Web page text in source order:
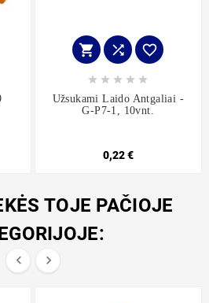
  
    
Užsukami Laido Antgaliai -
G-P7-1, 10vnt.
0,22 €
TOJE PAČIOJE
 